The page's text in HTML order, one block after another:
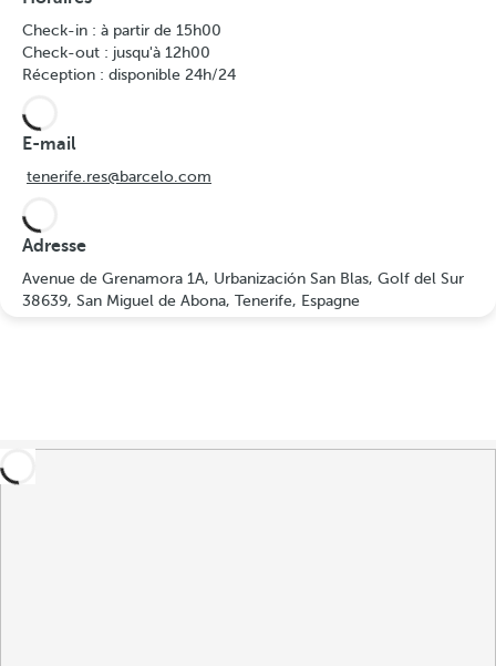
Check-in : à partir de 15h00
Check-out : jusqu'à 12h00
Réception : disponible 24h/24
E-mail
tenerife.res@barcelo.com
Adresse
Avenue de Grenamora 1A, Urbanización San Blas, Golf del Sur
38639, San Miguel de Abona, Tenerife, Espagne